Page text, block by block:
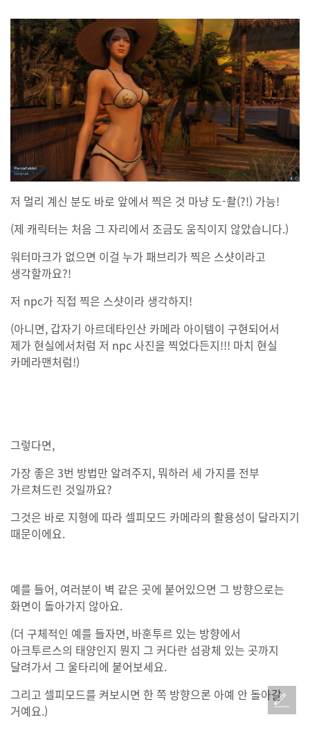
저 멀리 계신 분도 바로 앞에서 찍은 것 마냥 도-촬(?!) 가능!
(제 캐릭터는 처음 그 자리에서 조금도 움직이지 않았습니다.)
워터마크가 없으면 이걸 누가 패브리가 찍은 스샷이라고
생각할까요?!
저 npc가 직접 찍은 스샷이라 생각하지!
(아니면, 갑자기 아르데타인산 카메라 아이템이 구현되어서
제가 현실에서처럼 저 npc 사진을 찍었다든지!!! 마치 현실
카메라맨처럼!)
그렇다면,
가장 좋은 3번 방법만 알려주지, 뭐하러 세 가지를 전부
가르쳐드린 것일까요?
그것은 바로 지형에 따라 셀피모드 카메라의 활용성이 달라지기
때문이에요.
예를 들어, 여러분이 벽 같은 곳에 붙어있으면 그 방향으로는
화면이 돌아가지 않아요.
(더 구체적인 예를 들자면, 바훈투르 있는 방향에서
아크투르스의 태양인지 뭔지 그 커다란 섬광체 있는 곳까지
달려가서 그 울타리에 붙어보세요.
그리고 셀피모드를 켜보시면 한 쪽 방향으론 아예 안 돌아갈
거예요.)